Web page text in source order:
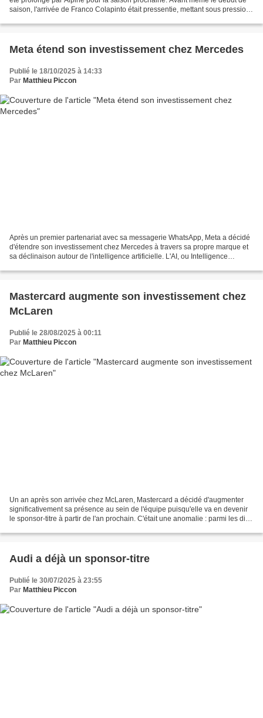
saison, l'arrivée de Franco Colapinto était pressentie, mettant sous pression
Meta étend son investissement chez Mercedes
Publié le 18/10/2025 à 14:33
Par Matthieu Piccon
Après un premier partenariat avec sa messagerie WhatsApp, Meta a décidé
d'étendre son investissement chez Mercedes à travers sa propre marque et
sa déclinaison autour de l'intelligence artificielle. L'AI, ou Intelligence
Mastercard augmente son investissement chez
McLaren
Publié le 28/08/2025 à 00:11
Par Matthieu Piccon
Un an après son arrivée chez McLaren, Mastercard a décidé d'augmenter
significativement sa présence au sein de l'équipe puisqu'elle va en devenir
le sponsor-titre à partir de l'an prochain. C'était une anomalie : parmi les dix
Audi a déjà un sponsor-titre
Publié le 30/07/2025 à 23:55
Par Matthieu Piccon